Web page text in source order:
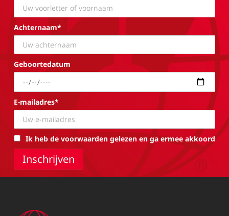
Achternaam*
Geboortedatum
E-mailadres*
Ik heb de voorwaarden gelezen en ga ermee akkoord